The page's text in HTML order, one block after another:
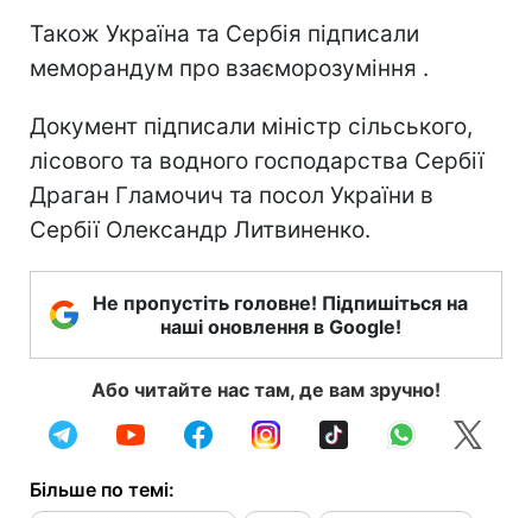
Також Україна та Сербія підписали
меморандум про взаєморозуміння .
Документ підписали міністр сільського,
лісового та водного господарства Сербії
Драган Гламочич та посол України в
Сербії Олександр Литвиненко.
Не пропустіть головне! Підпишіться на
наші оновлення в Google!
Або читайте нас там, де вам зручно!
Більше по темі: